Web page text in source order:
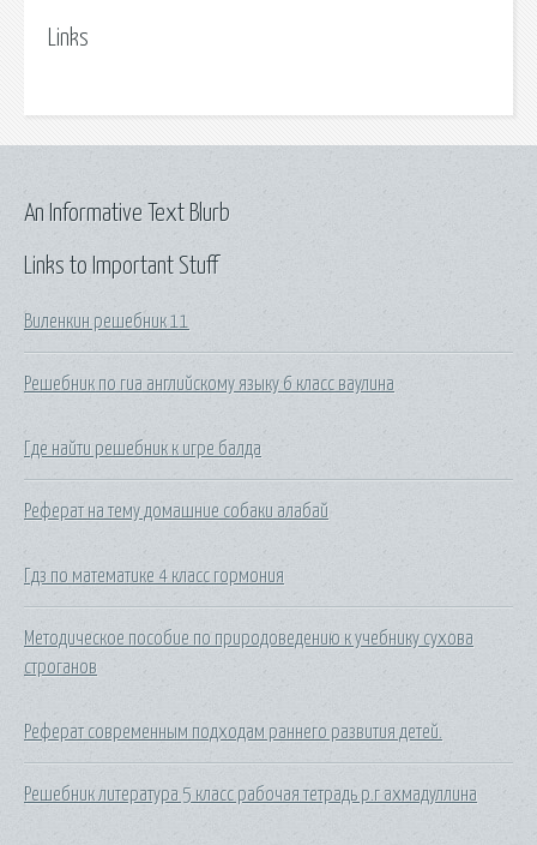
Links
Links to Important Stuff
Виленкин решебник 11
Решебник по гиа английскому языку 6 класс ваулина
Где найти решебник к игре балда
Реферат на тему домашние собаки алабай
Гдз по математике 4 класс гормония
Методическое пособие по природоведению к учебнику сухова
строганов
Реферат современным подходам раннего развития детей.
Решебник литература 5 класс рабочая тетрадь р.г ахмадуллина
An Informative Text Blurb